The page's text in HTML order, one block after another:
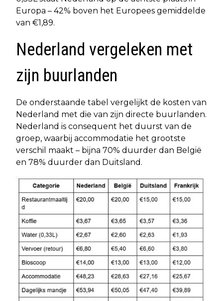
Europa – 42% boven het Europees gemiddelde
van €1,89.
Nederland vergeleken met
zijn buurlanden
De onderstaande tabel vergelijkt de kosten van
Nederland met die van zijn directe buurlanden.
Nederland is consequent het duurst van de
groep, waarbij accommodatie het grootste
verschil maakt – bijna 70% duurder dan België
en 78% duurder dan Duitsland.